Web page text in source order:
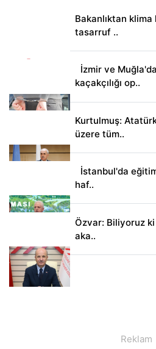
Bakanlıktan klima
tasarruf ..
İzmir ve
kaçakçılığı op..
Kurtulmuş:
üzere tüm..
İstanbul'da
haf..
Özvar: Biliyoruz
aka..